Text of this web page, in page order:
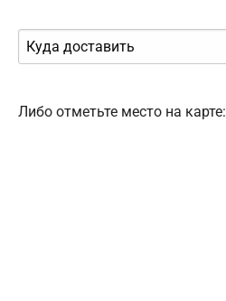
Либо отметьте место на карте: